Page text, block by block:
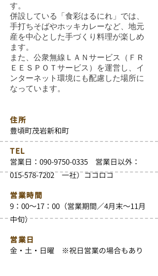
す。
併設している「食彩はるにれ」では、
手打ちそばやホッキカレーなど、地元
産を中心とした手づくり料理が楽しめ
ます。
また、公衆無線ＬＡＮサービス（ＦＲ
ＥＥＳＰＯＴサービス）を運営し、イ
ンターネット環境にも配慮した場所に
なっています。
豊頃町茂岩新和町
住所
営業日：090-9750-0335 営業日以外：
015-578-7202 一社）ココロコ
TEL
9：00～17：00（営業期間／4月末～11月
中旬）
営業時間
金・土・日曜 ※祝日営業の場合もあり
営業日